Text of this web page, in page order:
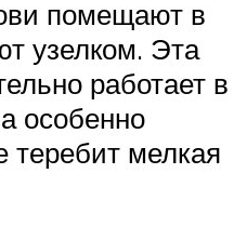
помещают в
узелком. Эта
работает в
особенно
теребит мелкая